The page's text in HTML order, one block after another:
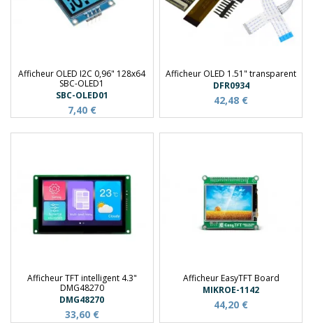
Afficheur OLED I2C 0,96" 128x64
SBC-OLED1
SBC-OLED01
7,40 €
Afficheur OLED 1.51" transparent
DFR0934
42,48 €
Afficheur TFT intelligent 4.3"
DMG48270
DMG48270
33,60 €
Afficheur EasyTFT Board
MIKROE-1142
44,20 €